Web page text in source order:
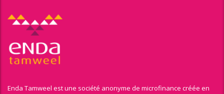
Enda Tamweel est une société anonyme de microfinance créée en